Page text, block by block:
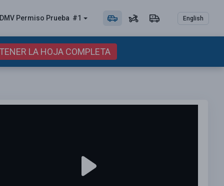
DMV Permiso Prueba #1 English
LA HOJA COMPLETA